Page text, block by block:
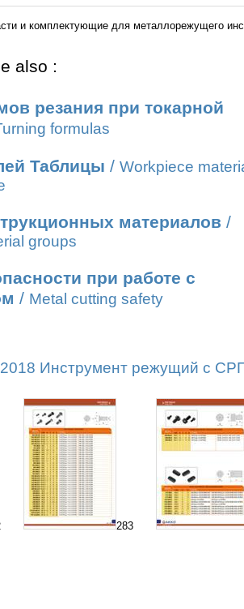
и комплектующие для металлорежущего
also :
резания при токарной
formulas
Таблицы / Workpiece
материалов /
groups
при работе с
/ Metal cutting safety
Инструмент режущий с
283